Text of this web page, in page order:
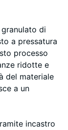
di
a pressatura
processo
ridotte e
del materiale
a un
incastro